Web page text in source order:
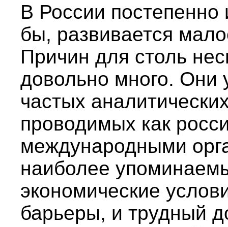
В России постепенно
бы, развивается
Причин для столь
довольно много. Они
частых
проводимых как
международными
наиболее
экономические
барьеры, и трудный